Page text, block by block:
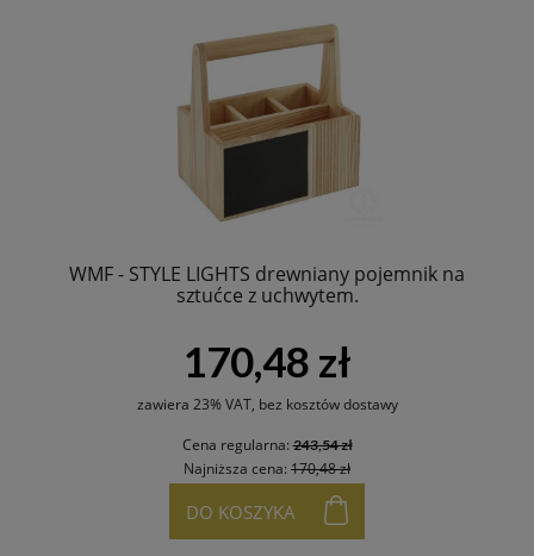
WMF - STYLE LIGHTS drewniany pojemnik na
sztućce z uchwytem.
170,48 zł
zawiera 23% VAT, bez kosztów dostawy
Cena regularna:243,54 zł
Najniższa cena: 170,48 zł
DO KOSZYKA